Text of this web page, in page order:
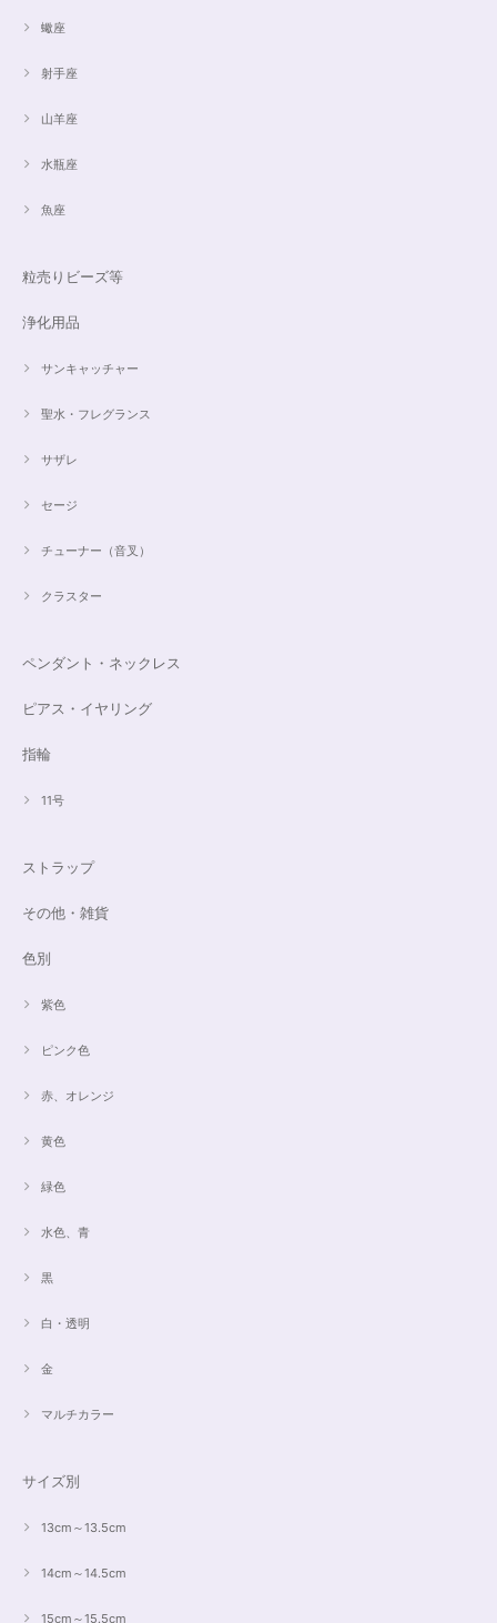
蠍座
射手座
山羊座
水瓶座
魚座
粒売りビーズ等
浄化用品
サンキャッチャー
聖水・フレグランス
サザレ
セージ
チューナー（音叉）
クラスター
ペンダント・ネックレス
ピアス・イヤリング
指輪
11号
ストラップ
その他・雑貨
色別
紫色
ピンク色
赤、オレンジ
黄色
緑色
水色、青
黒
白・透明
金
マルチカラー
サイズ別
13cm～13.5cm
14cm～14.5cm
15cm～15.5cm